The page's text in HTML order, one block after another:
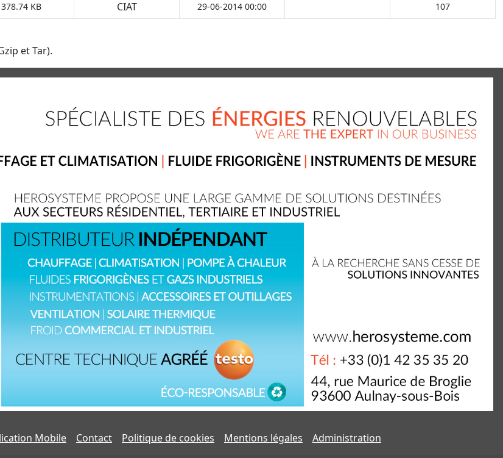
378.74 KB CIAT 29-06-2014 00:00 107
et Tar).
Mobile Contact Politique de cookies Mentions légales Administration